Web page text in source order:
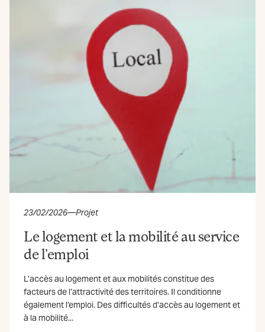
23/02/2026—Projet
Le logement et la mobilité au service
de l’emploi
L’accès au logement et aux mobilités constitue des
facteurs de l’attractivité des territoires. Il conditionne
également l’emploi. Des difficultés d’accès au logement et
à la mobilité...